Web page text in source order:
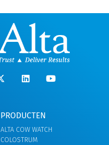
PRODUCTEN
ALTA COW WATCH
COLOSTRUM